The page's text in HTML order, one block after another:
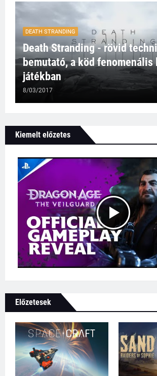
DEATH STRANDING
Death Stranding - rövid
bemutató, a köd fenomenális
játékban
8/03/2017
Kiemelt előzetes
Előzetesek